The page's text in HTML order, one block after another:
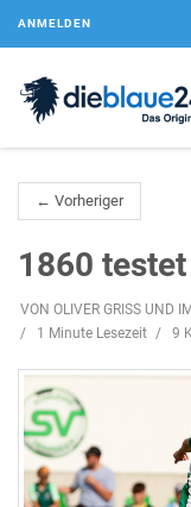
ANMELDEN
← Vorheriger
1860
VON OLIVER GRISS UND
1 Minute Lesezeit
9